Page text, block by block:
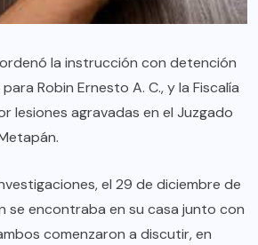
la instrucción con detención
Robin Ernesto A. C., y la Fiscalía
lesiones agravadas en el Juzgado
el 29 de diciembre de
se encontraba en su casa junto con
comenzaron a discutir, en